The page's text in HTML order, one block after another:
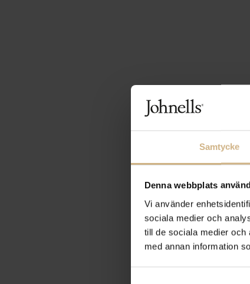
Samtycke
Denna webbplats
Vi använder
sociala medier och
till de sociala medier
med annan information